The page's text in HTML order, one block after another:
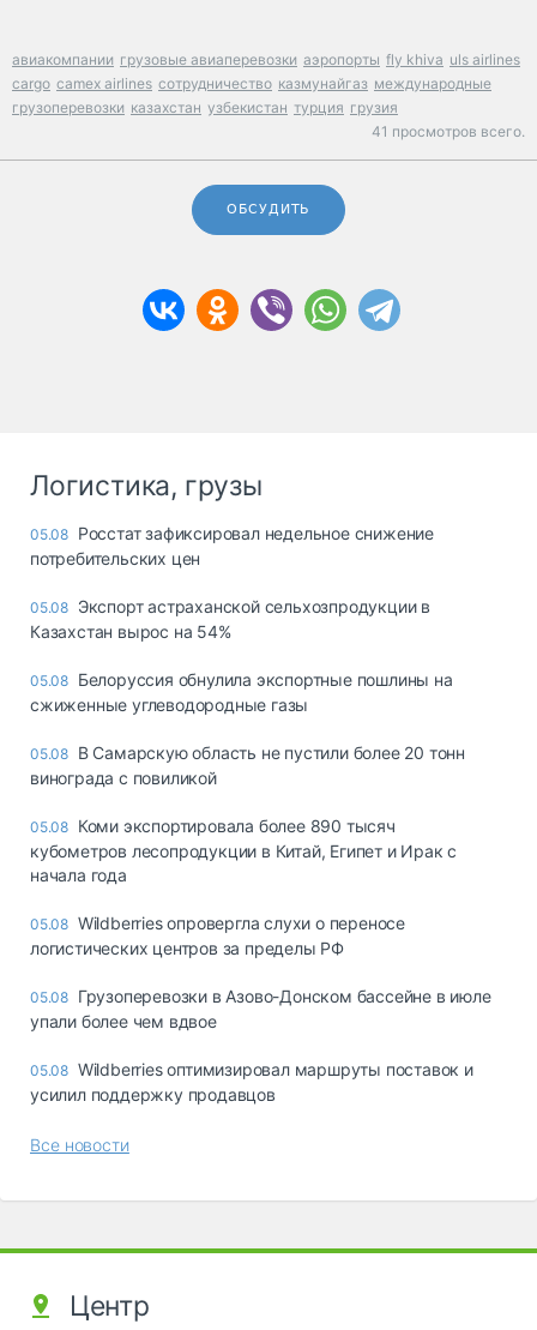
авиакомпании грузовые авиаперевозки аэропорты fly khiva uls airlines
cargo camex airlines сотрудничество казмунайгаз международные
грузоперевозки казахстан узбекистан турция грузия
41 просмотров всего.
ОБСУДИТЬ
Логистика, грузы
05.08 Росстат зафиксировал недельное снижение
потребительских цен
05.08 Экспорт астраханской сельхозпродукции в
Казахстан вырос на 54%
05.08 Белоруссия обнулила экспортные пошлины на
сжиженные углеводородные газы
05.08 В Самарскую область не пустили более 20 тонн
винограда с повиликой
05.08 Коми экспортировала более 890 тысяч
кубометров лесопродукции в Китай, Египет и Ирак с
начала года
05.08 Wildberries опровергла слухи о переносе
логистических центров за пределы РФ
05.08 Грузоперевозки в Азово-Донском бассейне в июле
упали более чем вдвое
05.08 Wildberries оптимизировал маршруты поставок и
усилил поддержку продавцов
Все новости
Центр